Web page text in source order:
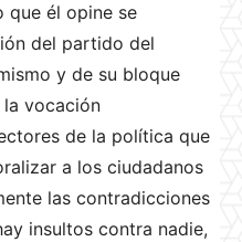
que él opine se
del partido del
y de su bloque
vocación
de la política que
a los ciudadanos
las contradicciones
insultos contra nadie,